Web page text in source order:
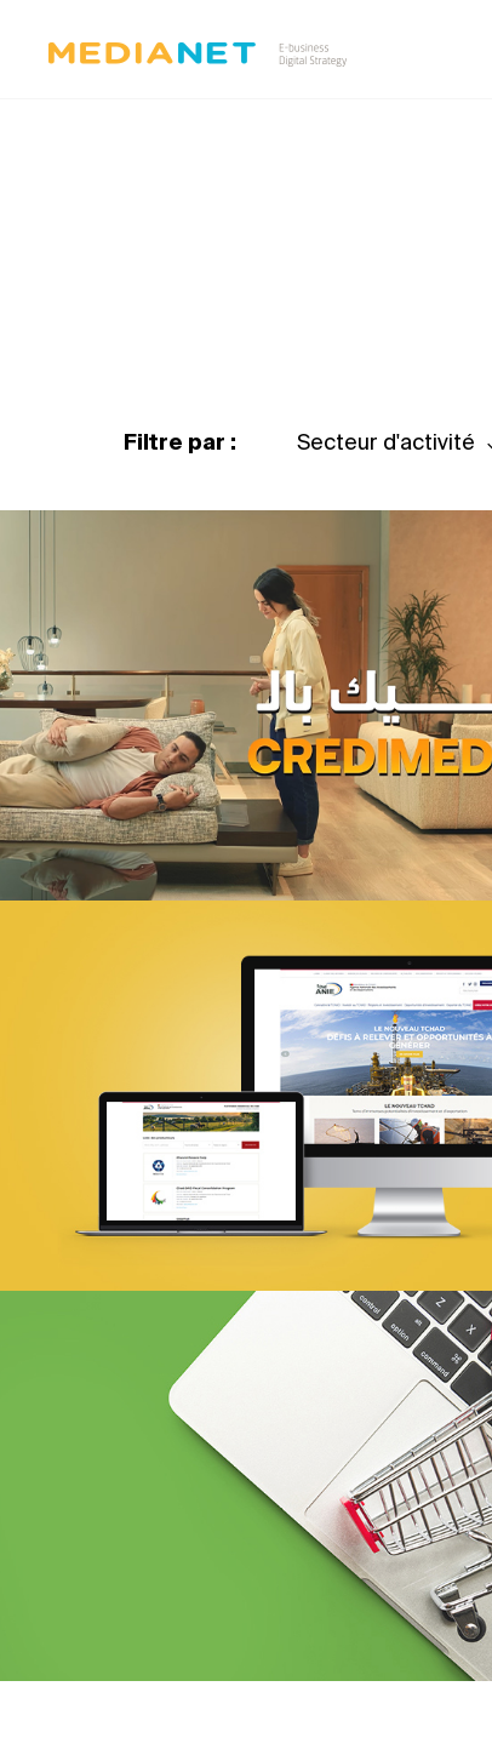
Filtre par : Secteur d'activité
Tourisme
Growth Marketing
Marketing Digital & Com 360°
Plateformes digitales
Stratégie Social Media
Activation digitale & média
Applications Mobiles
Web, Intranet et Extranet
Achat media
Brand Content
Marketing Digital & Com 360°
Achat media
Marketing Digital & Com 360°